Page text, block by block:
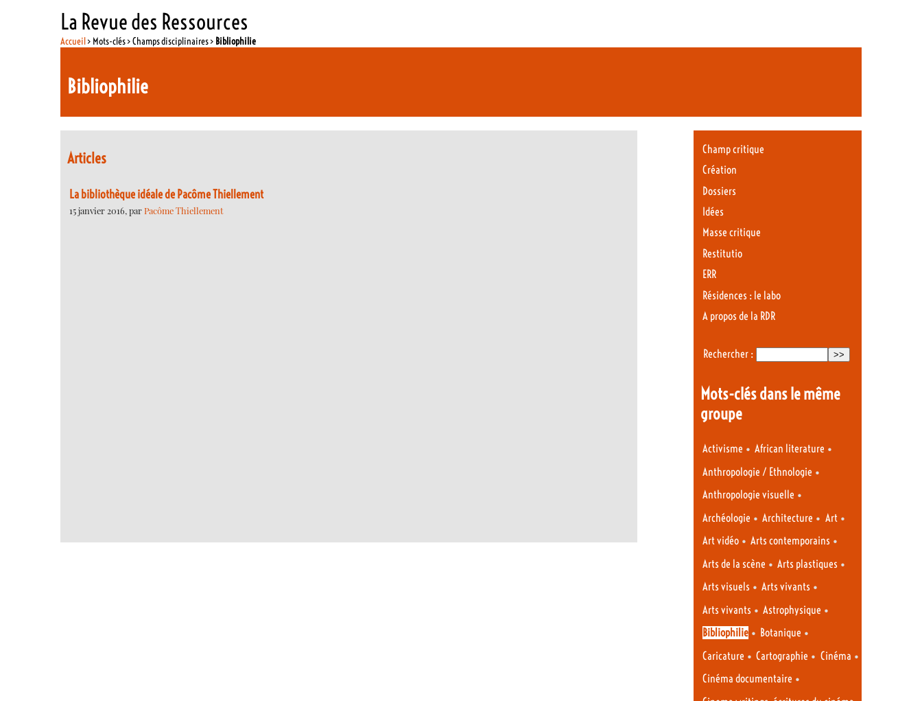
La Revue des Ressources
Accueil> Mots-clés > Champs disciplinaires > Bibliophilie
Bibliophilie
Articles
La bibliothèque idéale de Pacôme Thiellement
15 janvier 2016, parPacôme Thiellement
Champ critique
Création
Dossiers
Idées
Masse critique
Restitutio
ERR
Résidences : le labo
A propos de la RDR
Rechercher :
Mots-clés dans le même
groupe
Activisme • African literature •
Anthropologie / Ethnologie •
Anthropologie visuelle •
Archéologie • Architecture • Art•
Art vidéo • Arts contemporains •
Arts de la scène • Arts plastiques •
Arts visuels • Arts vivants •
Arts vivants • Astrophysique •
Bibliophilie • Botanique •
Caricature • Cartographie • Cinéma •
Cinéma documentaire •